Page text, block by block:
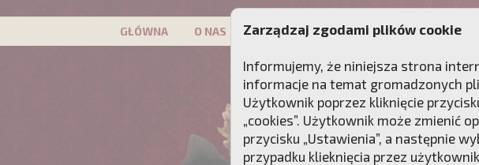
GŁÓWNA O NAS PATRON KAMPANIE DLA DUSZY
Zarządzaj zgodami plików cookie
Informujemy, że niniejsza strona
informacje na temat gromadzonych
Użytkownik poprzez kliknięcie
„cookies”. Użytkownik może zmienić
przycisku „Ustawienia”, a następnie
przypadku klieknięcia przez